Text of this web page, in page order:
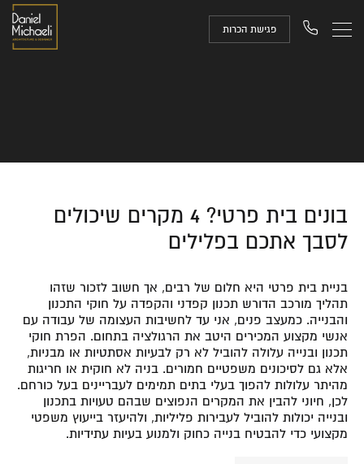
פגישת הכרות
בונים בית פרטי? 4 מקרים שיכולים
לסבך אתכם בפלילים
בניית בית פרטי היא חלום של רבים, אך חשוב לזכור שזהו
תהליך מורכב הדורש תכנון קפדני והקפדה על חוקי התכנון
והבנייה. כמעצב פנים, אני עד לחשיבות העצומה של עבודה עם
אנשי מקצוע המכירים היטב את הרגולציה בתחום. הפרת חוקי
תכנון ובנייה עלולה להוביל לא רק לבעיות אסתטיות או מבניות,
אלא גם לסיכונים משפטיים חמורים. בניה לא חוקית או חריגות
מהיתר עלולות להפוך בעלי בתים תמימים לעבריינים בעל כורחם.
לכן, חיוני להבין את המקרים הנפוצים שבהם טעויות בתכנון
ובנייה יכולות להוביל לעבירות פליליות, ולהיעזר בייעוץ משפטי
מקצועי כדי להבטיח בנייה כחוק ולמנוע בעיות עתידיות.